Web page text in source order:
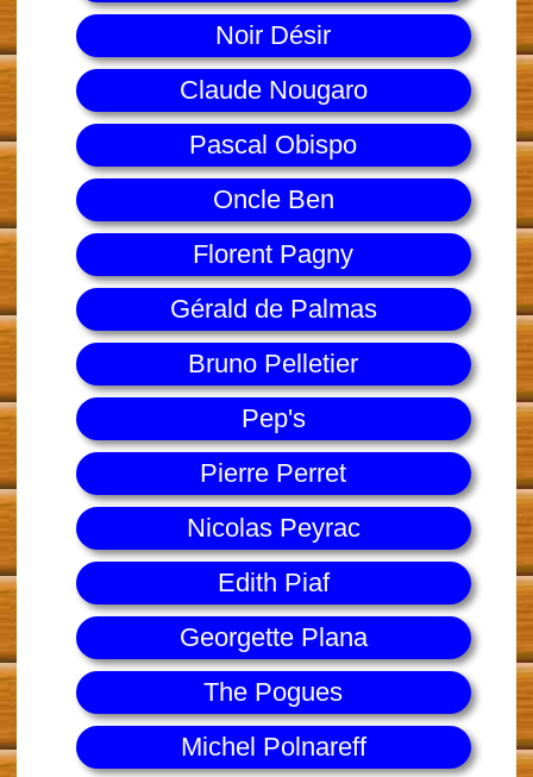
Noir Désir
Claude Nougaro
Pascal Obispo
Oncle Ben
Florent Pagny
Gérald de Palmas
Bruno Pelletier
Pep's
Pierre Perret
Nicolas Peyrac
Edith Piaf
Georgette Plana
The Pogues
Michel Polnareff